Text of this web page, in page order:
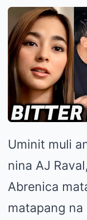
Uminit muli
nina AJ
Abrenica
matapang na